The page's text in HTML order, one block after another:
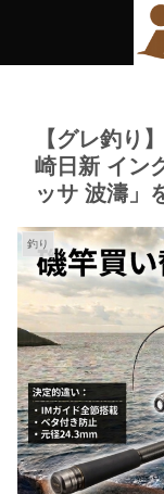
【グレ釣り
崎日新 イン
ッサ 波濤」
釣り